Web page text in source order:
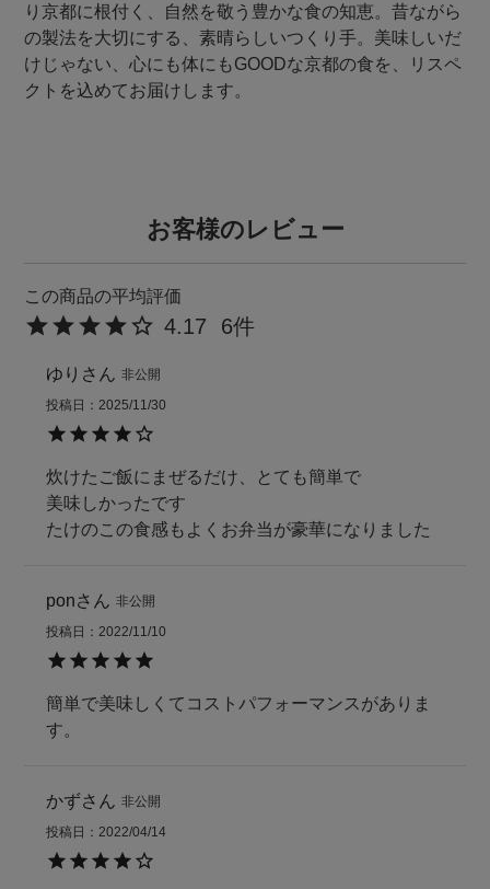
り京都に根付く、自然を敬う豊かな食の知恵。昔ながら
の製法を大切にする、素晴らしいつくり手。美味しいだ
けじゃない、心にも体にもGOODな京都の食を、リスペ
クトを込めてお届けします。
お客様のレビュー
4.17 6
ゆり
非公開
投稿日
2025/11/30
炊けたご飯にまぜるだけ、とても簡単で
美味しかったです
たけのこの食感もよくお弁当が豪華になりました
pon
非公開
投稿日
2022/11/10
簡単で美味しくてコストパフォーマンスがありま
す。
かず
非公開
投稿日
2022/04/14